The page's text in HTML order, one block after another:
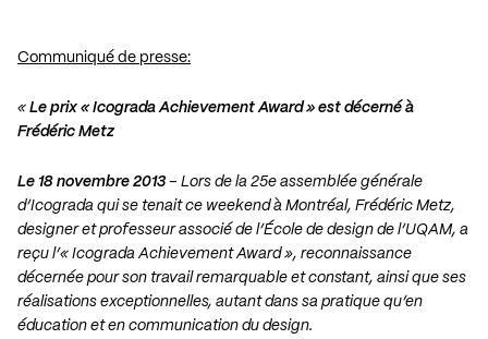
Communiqué de presse:
« Le prix « Icograda Achievement Award » est décerné à
Frédéric Metz
Le 18 novembre 2013 – Lors de la 25e assemblée générale
d’Icograda qui se tenait ce weekend à Montréal, Frédéric Metz,
designer et professeur associé de l’École de design de l’UQAM, a
reçu l’« Icograda Achievement Award », reconnaissance
décernée pour son travail remarquable et constant, ainsi que ses
réalisations exceptionnelles, autant dans sa pratique qu’en
éducation et en communication du design.